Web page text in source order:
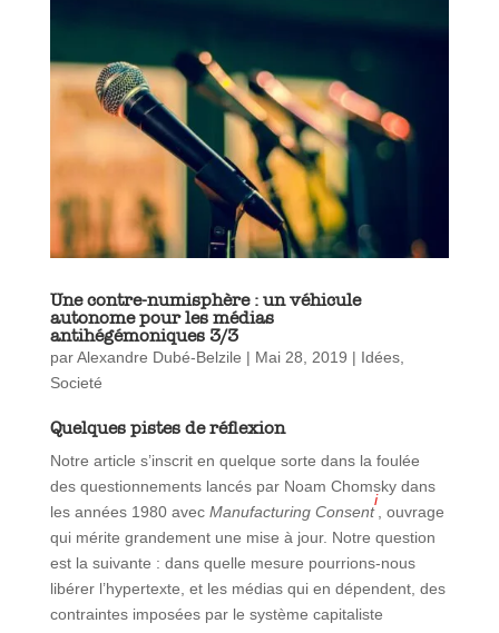
Une contre-numisphère : un véhicule
autonome pour les médias
antihégémoniques 3/3
parAlexandre Dubé-Belzile | Mai 28, 2019 | Idées,
Societé
Quelques pistes de réflexion
Notre article s’inscrit en quelque sorte dans la foulée
des questionnements lancés par Noam Chomsky dans
les années 1980 avec Manufacturing Consent
i
, ouvrage
qui mérite grandement une mise à jour. Notre question
est la suivante : dans quelle mesure pourrions-nous
libérer l’hypertexte, et les médias qui en dépendent, des
contraintes imposées par le système capitaliste